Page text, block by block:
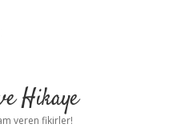
Hikaye
veren fikirler!